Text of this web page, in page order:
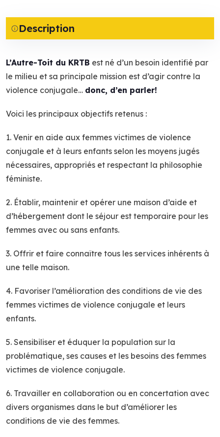
Description
L’Autre-Toit du KRTB est né d’un besoin identifié par
le milieu et sa principale mission est d’agir contre la
violence conjugale… donc, d’en parler!
Voici les principaux objectifs retenus :
1. Venir en aide aux femmes victimes de violence
conjugale et à leurs enfants selon les moyens jugés
nécessaires, appropriés et respectant la philosophie
féministe.
2. Établir, maintenir et opérer une maison d’aide et
d’hébergement dont le séjour est temporaire pour les
femmes avec ou sans enfants.
3. Offrir et faire connaître tous les services inhérents à
une telle maison.
4. Favoriser l’amélioration des conditions de vie des
femmes victimes de violence conjugale et leurs
enfants.
5. Sensibiliser et éduquer la population sur la
problématique, ses causes et les besoins des femmes
victimes de violence conjugale.
6. Travailler en collaboration ou en concertation avec
divers organismes dans le but d’améliorer les
conditions de vie des femmes.